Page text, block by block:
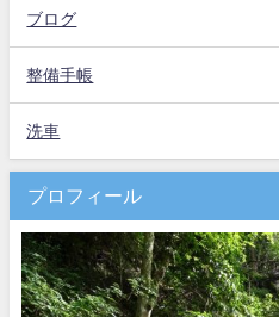
ブログ
整備手帳
洗車
プロフィール